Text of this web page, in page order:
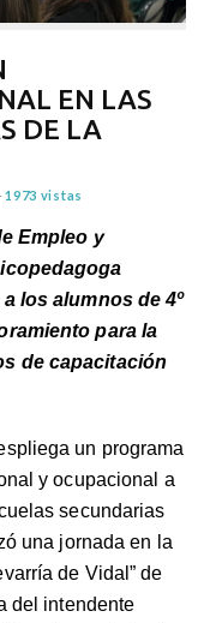
EN LAS
DE LA
1973 vistas
Empleo y
los alumnos de 4º
para la
de capacitación
un programa
y ocupacional a
secundarias
una jornada en la
de Vidal” de
del intendente